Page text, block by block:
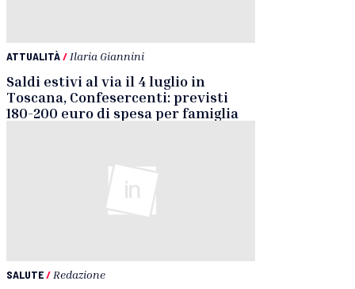
ATTUALITÀ/ Ilaria Giannini
Saldi estivi al via il 4 luglio in
Toscana, Confesercenti: previsti
180-200 euro di spesa per famiglia
SALUTE/ Redazione